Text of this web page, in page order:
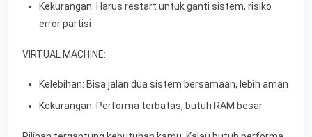
Kekurangan: Harus restart untuk ganti sistem, risiko
error partisi
VIRTUAL MACHINE:
Kelebihan: Bisa jalan dua sistem bersamaan, lebih aman
Kekurangan: Performa terbatas, butuh RAM besar